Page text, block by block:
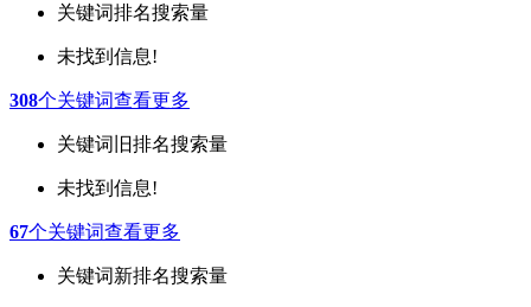
关键词排名搜索量
未找到信息!
308个关键词查看更多
关键词 旧排名搜索量
未找到信息!
67个关键词查看更多
关键词新排名搜索量